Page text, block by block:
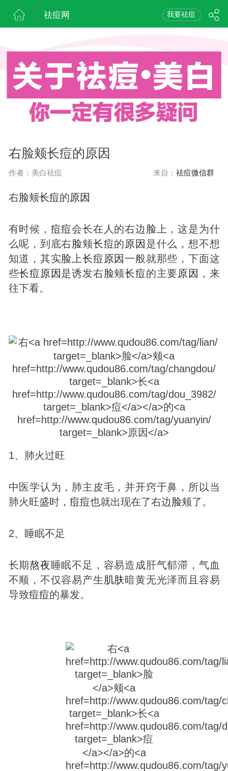
祛痘网 我要祛痘
右脸颊长痘的原因
作者：美白祛痘 来自： 祛痘微信群
右脸颊长痘的原因
有时候， 痘痘会长在人的右边 脸 上，这是为什
么呢，到底右脸颊长痘的原因 是什么，想不想
知道，其实脸 上长痘原因 一般就那些，下面这
些长痘原因是诱发右脸颊长痘的主要原因 ，来
往下看。
1、肺火过旺
中医学认为，肺主皮毛，并开窍于鼻，所以当
肺火旺盛时， 痘痘也就出现在了右边 脸颊了。
2、睡眠不足
长期熬夜睡眠不足，容易造成肝气郁滞，气血
不顺，不仅容易产生 肌肤暗黄无光泽而且容易
导致痘痘的暴发。